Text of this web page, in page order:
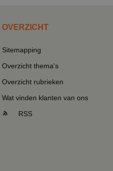
OVERZICHT
Sitemapping
Overzicht thema's
Overzicht rubrieken
Wat vinden klanten van ons
RSS